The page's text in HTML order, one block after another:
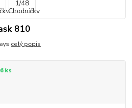
810
celý popis
ks